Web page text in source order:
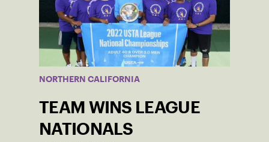
NORTHERN CALIFORNIA
TEAM WINS LEAGUE
NATIONALS